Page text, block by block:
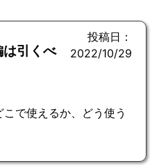
引くべ
投稿日：
2022/10/29
で使えるか、どう使う